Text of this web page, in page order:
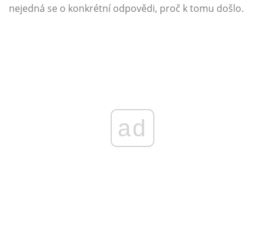
nejedná se o konkrétní odpovědi, proč k tomu došlo.
ad